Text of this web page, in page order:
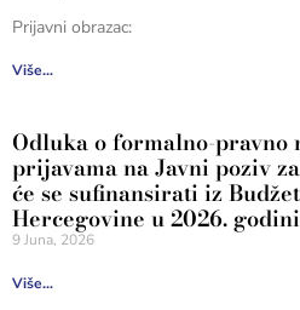
Prijavni obrazac:
Više...
Odluka o formalno-pravno
prijavama na Javni poziv
će se sufinansirati iz
Hercegovine u 2026. godini
9 Juna, 2026
Više...